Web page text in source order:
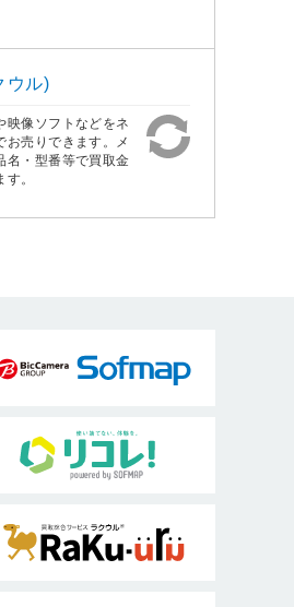
ウル)
映像ソフトなどをネ
お売りできます。メ
名・型番等で買取金
。